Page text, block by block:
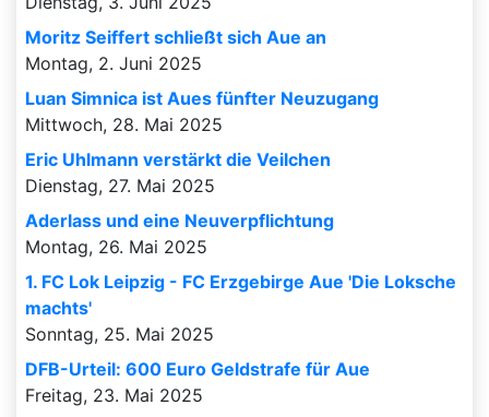
Moritz Seiffert schließt sich Aue an
Montag, 2. Juni 2025
Luan Simnica ist Aues fünfter Neuzugang
Mittwoch, 28. Mai 2025
Eric Uhlmann verstärkt die Veilchen
Dienstag, 27. Mai 2025
Aderlass und eine Neuverpflichtung
Montag, 26. Mai 2025
1. FC Lok Leipzig - FC Erzgebirge Aue 'Die Loksche
machts'
Sonntag, 25. Mai 2025
DFB-Urteil: 600 Euro Geldstrafe für Aue
Freitag, 23. Mai 2025